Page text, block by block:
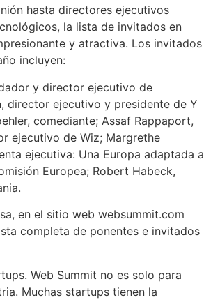
hasta directores ejecutivos
la lista de invitados en
y atractiva. Los invitados
incluyen:
y director ejecutivo de
director ejecutivo y presidente de Y
comediante; Assaf Rappaport,
ejecutivo de Wiz; Margrethe
ejecutiva: Una Europa adaptada a
Europea; Robert Habeck,
en el sitio web websummit.com
completa de ponentes e invitados
Web Summit no es solo para
Muchas startups tienen la